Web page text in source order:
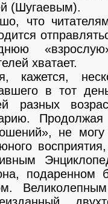
(Шугаевым).
что
хватает.
кажется,
в тот
разных
не могу
подаренном